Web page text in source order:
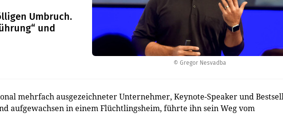
© Gregor Nesvadba
Umbruch.
und
mehrfach ausgezeichneter Unternehmer, Keynote-Speaker und
aufgewachsen in einem Flüchtlingsheim, führte ihn sein Weg vom